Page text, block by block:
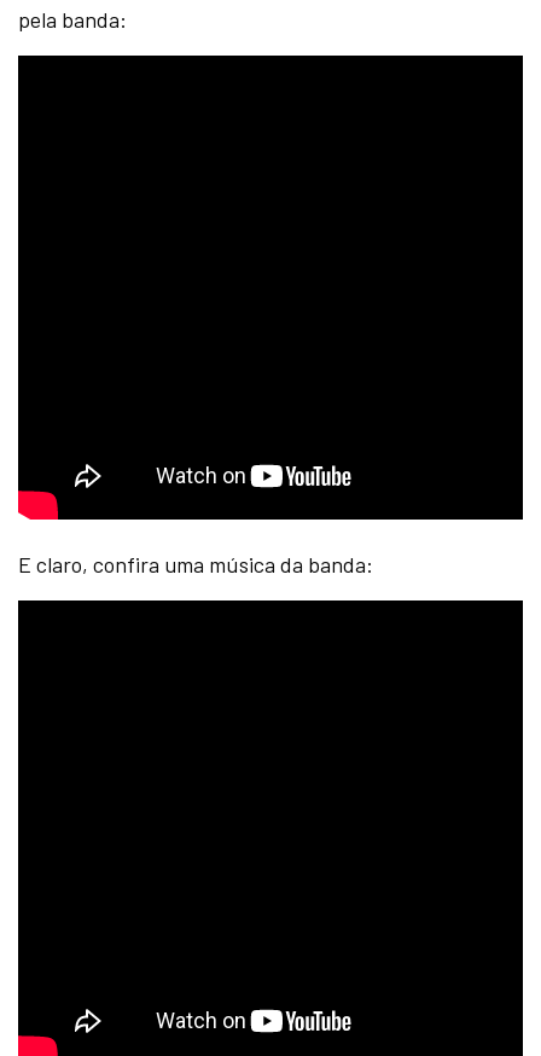
pela banda:
E claro, confira uma música da banda: